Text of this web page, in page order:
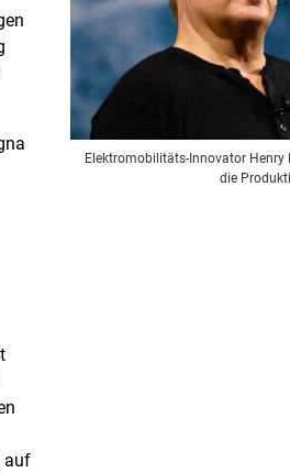
auf
Elektromobilitäts-Innovator Henry
die